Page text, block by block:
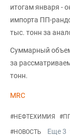
итогам января -
импорта ПП-
тыс. тонн за
Суммарный
за
тонн.
MRC
#НЕФТЕХИМИЯ #
#НОВОСТЬ Еще3